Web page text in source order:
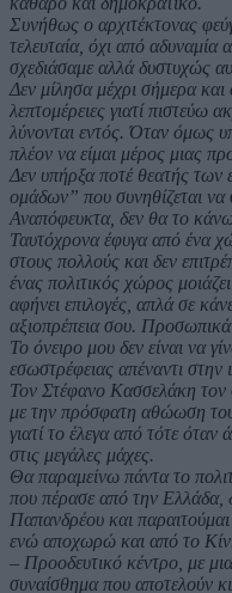
Συνήθως ο αρχιτέκτονας
τελευταία, όχι από αδυναμία
σχεδιάσαμε αλλά δυστυχώς
Δεν μίλησα μέχρι σήμερα
λεπτομέρειες γιατί πιστεύω
λύνονται εντός. Όταν όμως
πλέον να είμαι μέρος μιας
Δεν υπήρξα ποτέ θεατής των
ομάδων” που συνηθίζεται να
Αναπόφευκτα, δεν θα το
Ταυτόχρονα έφυγα από ένα
στους πολλούς και δεν
ένας πολιτικός χώρος
αφήνει επιλογές, απλά σε
αξιοπρέπεια σου.
Το όνειρο μου δεν είναι να
εσωστρέφειας απέναντι στην
Τον Στέφανο Κασσελάκη τον
με την πρόσφατη αθώωση
γιατί το έλεγα από τότε όταν
στις μεγάλες μάχες.
Θα παραμείνω πάντα το
που πέρασε από την Ελλάδα,
Παπανδρέου και
ενώ αποχωρώ και από το
– Προοδευτικό κέντρο, με
συναίσθημα που αποτελούν